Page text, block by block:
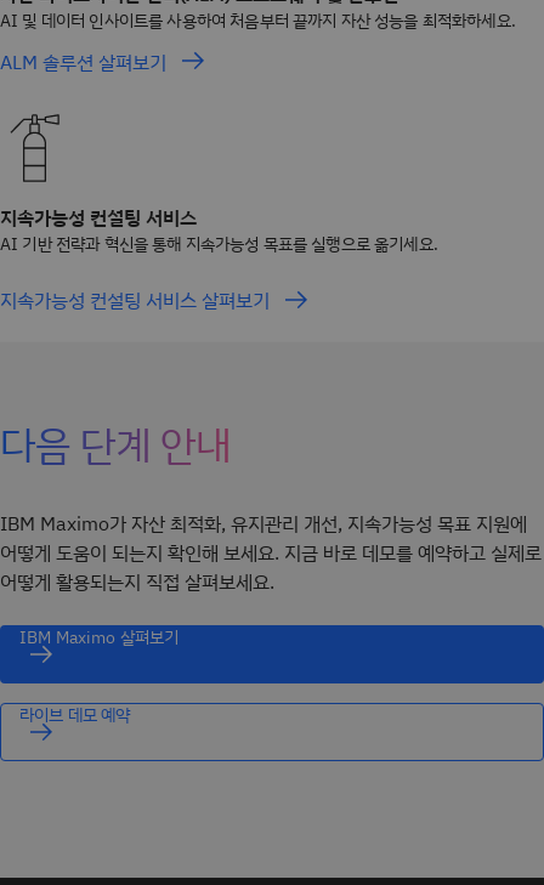
AI 및 데이터 인사이트를 사용하여 처음부터 끝까지 자산 성능을 최적화하세요.
ALM 솔루션 살펴보기
지속가능성 컨설팅 서비스
AI 기반 전략과 혁신을 통해 지속가능성 목표를 실행으로 옮기세요.
지속가능성 컨설팅 서비스 살펴보기
다음 단계 안내
IBM Maximo가 자산 최적화, 유지관리 개선, 지속가능성 목표 지원에
어떻게 도움이 되는지 확인해 보세요. 지금 바로 데모를 예약하고 실제로
어떻게 활용되는지 직접 살펴보세요.
IBM Maximo 살펴보기
라이브 데모 예약